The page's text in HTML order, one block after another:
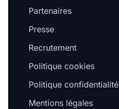
Partenaires
Presse
Recrutement
Politique cookies
Politique confidentialité
Mentions légales